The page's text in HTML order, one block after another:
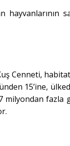
Cenneti,
15’ine,
milyondan fazla